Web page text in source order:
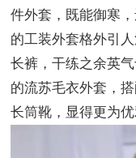
件外套，既能御寒
的工装外套格外引
长裤，干练之余英
的流苏毛衣外套，
长筒靴，显得更为优